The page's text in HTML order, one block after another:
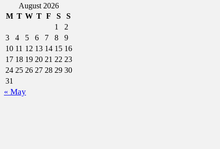
August 2026
M T W T F S
S
1
2
3
4 5 6 7 8
9
10 11 12 13 14 15 16
17 18 19 20 21 22 23
24 25 26 27 28 29 30
31
« May